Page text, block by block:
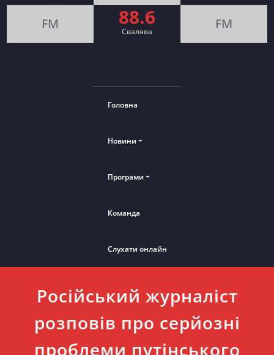
FM 88.6
Cвалява FM
Головна
Новини
Програми
Команда
Слухати онлайн
Російський журналіст
розповів про серйозні
проблеми путінського